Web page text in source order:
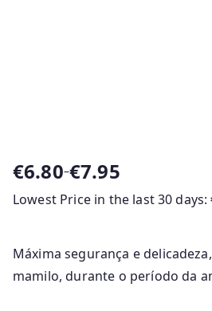
€6.80–€7.95
P
r
e
r
Lowest Price in the last 30 days:
Máxima segurança e
mamilo, durante o período da